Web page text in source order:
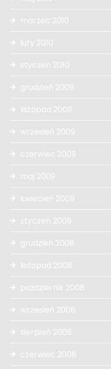
marzec 2010
luty 2010
styczeń 2010
grudzień 2009
listopad 2009
wrzesień 2009
czerwiec 2009
maj 2009
kwiecień 2009
styczeń 2009
grudzień 2008
listopad 2008
październik 2008
wrzesień 2008
sierpień 2008
czerwiec 2008